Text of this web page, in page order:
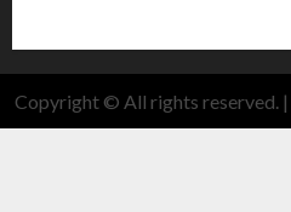
Copyright © All rights reserved. |